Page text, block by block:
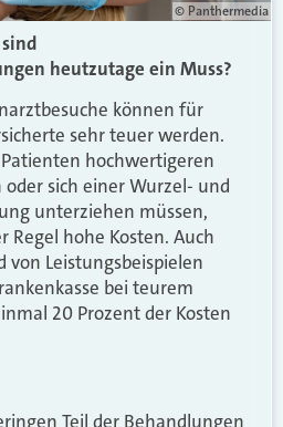
© Panthermedia
heutzutage ein Muss?
können für
sehr teuer werden.
hochwertigeren
sich einer Wurzel- und
unterziehen müssen,
hohe Kosten. Auch
Leistungsbeispielen
bei teurem
20 Prozent der Kosten
Teil der Behandlungen